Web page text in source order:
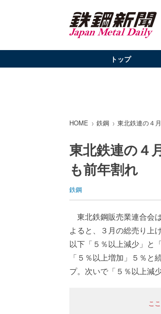
トップ
HOME 鉄鋼 東北鉄連の４
東北鉄連の４
も前年割れ
鉄鋼
東北鉄鋼販売業連合会
よると、３月の総売り上
以下「５％以上減少」と
「５％以上増加」５％
プ。次いで「５％以上減
こ